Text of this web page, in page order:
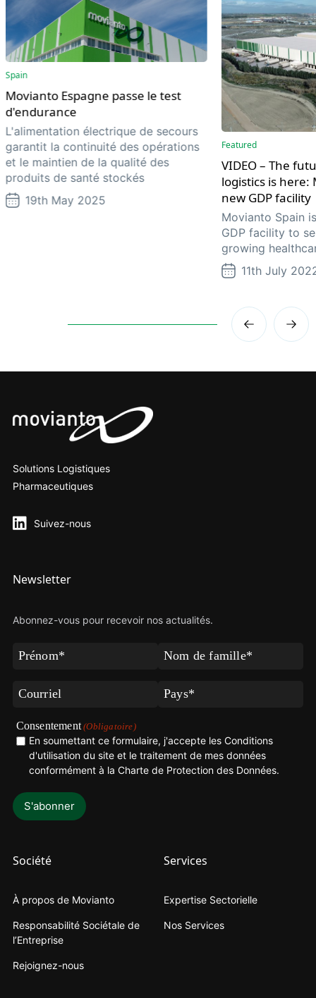
Spain
Movianto Espagne passe le test
d'endurance
L'alimentation électrique de secours
garantit la continuité des opérations
et le maintien de la qualité des
produits de santé stockés
19th May 2025
Featured
VIDEO – The
logistics is here:
new GDP facility
Movianto Spain
GDP facility to
growing
11th July
Solutions Logistiques
Pharmaceutiques
Suivez-nous
Newsletter
Abonnez-vous pour recevoir nos actualités.
Prénom
Nom
(Obligatoire)
Courriel Pays
Consentement (Obligatoire)
En soumettant ce formulaire, j'accepte les Conditions
d'utilisation du site et le traitement de mes données
conformément à la Charte de Protection des Données.
Société
À propos de Movianto
Responsabilité Sociétale de
l’Entreprise
Rejoignez-nous
Services
Expertise Sectorielle
Nos Services